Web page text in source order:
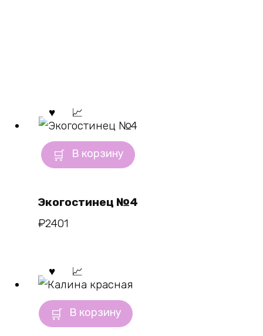
В корзину
Экогостинец №4
₽2401
В корзину